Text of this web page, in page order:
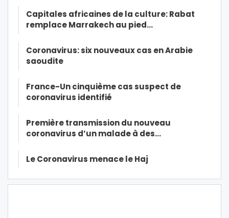
Capitales africaines de la culture: Rabat
remplace Marrakech au pied…
Coronavirus: six nouveaux cas en Arabie
saoudite
France-Un cinquième cas suspect de
coronavirus identifié
Première transmission du nouveau
coronavirus d’un malade à des…
Le Coronavirus menace le Haj